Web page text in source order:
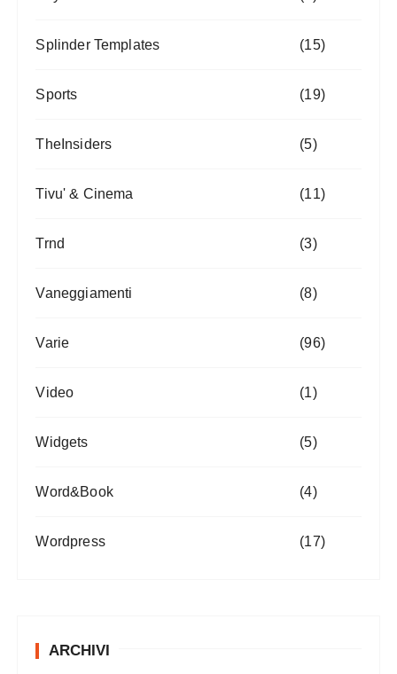
Splinder Templates (15)
Sports (19)
TheInsiders (5)
Tivu' & Cinema (11)
Trnd (3)
Vaneggiamenti (8)
Varie (96)
Video (1)
Widgets (5)
Word&Book (4)
Wordpress (17)
ARCHIVI